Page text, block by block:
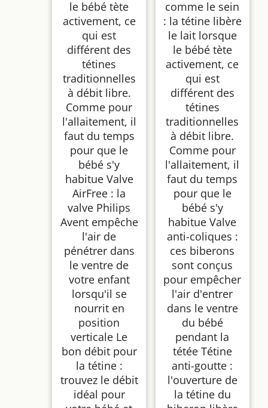
le bébé tète
activement, ce
qui est
différent des
tétines
traditionnelles
à débit libre.
Comme pour
l'allaitement, il
faut du temps
pour que le
bébé s'y
habitue Valve
AirFree : la
valve Philips
Avent empêche
l'air de
pénétrer dans
le ventre de
votre enfant
lorsqu'il se
nourrit en
position
verticale Le
bon débit pour
la tétine :
trouvez le débit
idéal pour
comme le sein
: la tétine libère
le lait lorsque
le bébé tète
activement, ce
qui est
différent des
tétines
traditionnelles
à débit libre.
Comme pour
l'allaitement, il
faut du temps
pour que le
bébé s'y
habitue Valve
anti-coliques :
ces biberons
sont conçus
pour empêcher
l'air d'entrer
dans le ventre
du bébé
pendant la
tétée Tétine
anti-goutte :
l'ouverture de
la tétine du